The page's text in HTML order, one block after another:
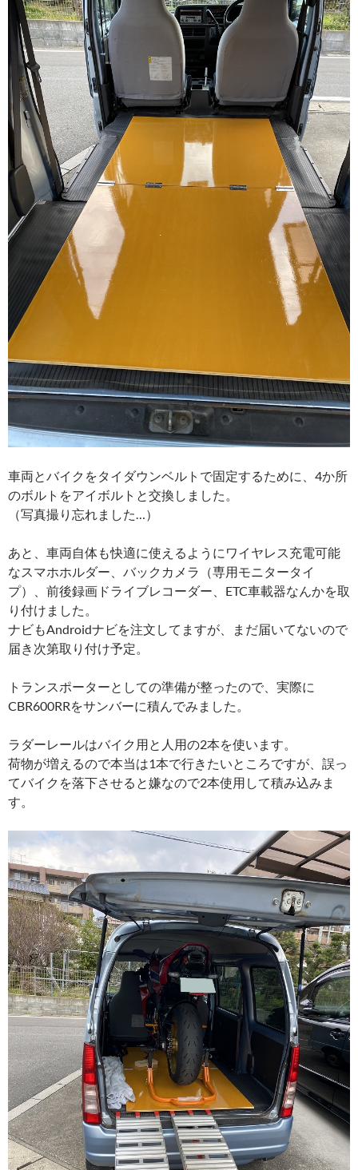
車両とバイクをタイダウンベルトで固定するために、4か所
のボルトをアイボルトと交換しました。
（写真撮り忘れました…）
あと、車両自体も快適に使えるようにワイヤレス充電可能
なスマホホルダー、バックカメラ（専用モニタータイ
プ）、前後録画ドライブレコーダー、ETC車載器なんかを取
り付けました。
ナビもAndroidナビを注文してますが、まだ届いてないので
届き次第取り付け予定。
トランスポーターとしての準備が整ったので、実際に
CBR600RRをサンバーに積んでみました。
ラダーレールはバイク用と人用の2本を使います。
荷物が増えるので本当は1本で行きたいところですが、誤っ
てバイクを落下させると嫌なので2本使用して積み込みま
す。